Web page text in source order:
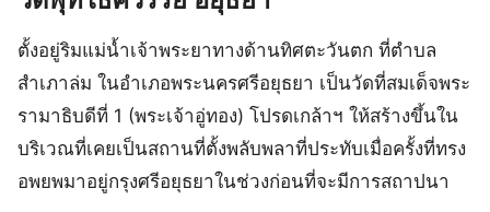
ตั้งอยู่ริมแม่น้ำเจ้าพระยาทางด้านทิศตะวันตก ที่ตำบล
สำเภาล่ม ในอำเภอพระนครศรีอยุธยา เป็นวัดที่สมเด็จพระ
รามาธิบดีที่ 1 (พระเจ้าอู่ทอง) โปรดเกล้าฯ ให้สร้างขึ้นใน
บริเวณที่เคยเป็นสถานที่ตั้งพลับพลาที่ประทับเมื่อครั้งที่ทรง
อพยพมาอยู่กรุงศรีอยุธยาในช่วงก่อนที่จะมีการสถาปนา